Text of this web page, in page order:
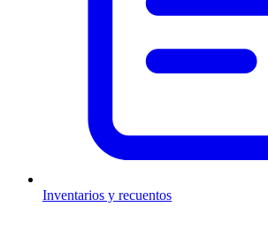
Inventarios y recuentos